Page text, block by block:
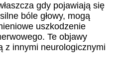
gdy pojawiają się
bóle głowy, mogą
uszkodzenie
Te objawy
z innymi neurologicznymi